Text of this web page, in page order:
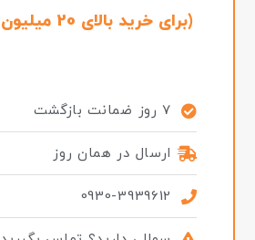
(برای خرید بالای 20 میلیون)
7 روز ضمانت بازگشت
ارسال در همان روز
0930-3939612